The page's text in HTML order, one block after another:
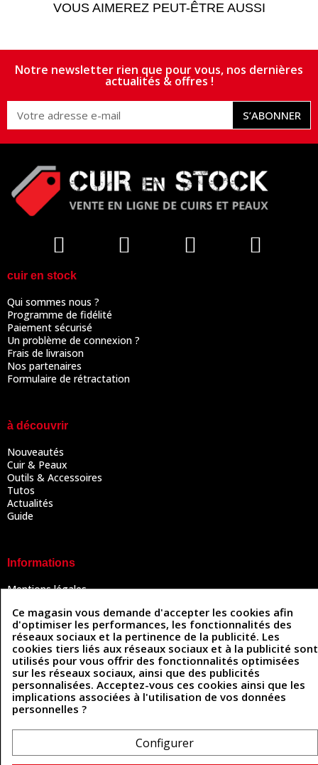
VOUS AIMEREZ PEUT-ÊTRE AUSSI
Notre newsletter rien que pour vous, nos dernières
actualités & offres !
S’ABONNER
cuir en stock
Qui sommes nous ?
Programme de fidélité
Paiement sécurisé
Un problème de connexion ?
Frais de livraison
Nos partenaires
Formulaire de rétractation
à découvrir
Nouveautés
Cuir & Peaux
Outils & Accessoires
Tutos
Actualités
Guide
Informations
Mentions légales
Politique de confidentialité
Politique des cookies
Contactez-nous
Coordonnées
493 Chemin de Catougnac
contact@cuirenstock.com
Ce magasin vous demande d'accepter les cookies afin
d'optimiser les performances, les fonctionnalités des
réseaux sociaux et la pertinence de la publicité. Les
cookies tiers liés aux réseaux sociaux et à la publicité sont
utilisés pour vous offrir des fonctionnalités optimisées
sur les réseaux sociaux, ainsi que des publicités
personnalisées. Acceptez-vous ces cookies ainsi que les
implications associées à l'utilisation de vos données
personnelles ?
Configurer